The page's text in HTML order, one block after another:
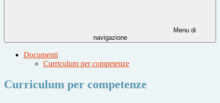
Menu di
navigazione
Documenti
Curriculum per competenze
Curriculum per competenze